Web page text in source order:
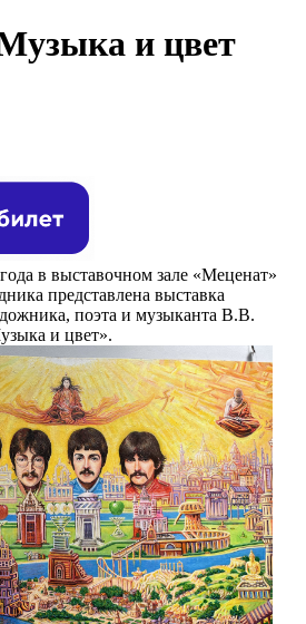
и цвет
в выставочном зале «Меценат»
представлена выставка
поэта и музыканта В.В.
и цвет».